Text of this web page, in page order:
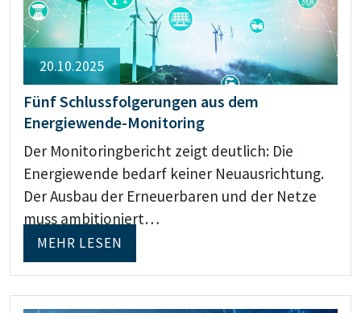
20.10.2025
Fünf Schlussfolgerungen aus dem
Energiewende-Monitoring
Der Monitoringbericht zeigt deutlich: Die
Energiewende bedarf keiner Neuausrichtung.
Der Ausbau der Erneuerbaren und der Netze
muss ambitioniert…
MEHR LESEN